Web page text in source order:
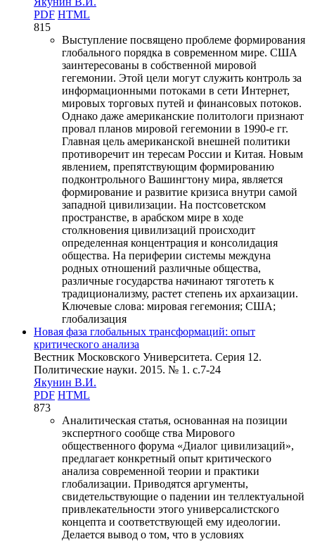
PDF HTML
815
Выступление посвящено проблеме формирования
глобального порядка в современном мире. США
заинтересованы в собственной мировой
гегемонии. Этой цели могут служить контроль за
информационными потоками в сети Интернет,
мировых торговых путей и финансовых потоков.
Однако даже американские политологи признают
провал планов мировой гегемонии в 1990-е гг.
Главная цель американской внешней политики
противоречит ин тересам России и Китая. Новым
явлением, препятствующим формированию
подконтрольного Вашингтону мира, является
формирование и развитие кризиса внутри самой
западной цивилизации. На постсоветском
пространстве, в арабском мире в ходе
столкновения цивилизаций происходит
определенная концентрация и консолидация
общества. На периферии системы междуна
родных отношений различные общества,
различные государства начинают тяготеть к
традиционализму, растет степень их архаизации.
Ключевые слова: мировая гегемония; США;
глобализация
Новая фаза глобальных трансформаций: опыт
критического анализа
Вестник Московского Университета. Серия 12.
Политические науки. 2015. № 1. c.7-24
Якунин В.И.
PDF HTML
873
Аналитическая статья, основанная на позиции
экспертного сообще ства Мирового
общественного форума «Диалог цивилизаций»,
предлагает конкретный опыт критического
анализа современной теории и практики
глобализации. Приводятся аргументы,
свидетельствующие о падении ин теллектуальной
привлекательности этого универсалистского
концепта и соответствующей ему идеологии.
Делается вывод о том, что в условиях